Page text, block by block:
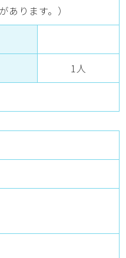
ります。）
1人